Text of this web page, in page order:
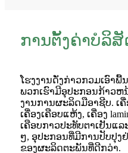
ການຕັ້ງຄ່າບໍລິສັ
ໂຮງງານດັ່ງກ່າວກວມເອົາພື້
ພວກເຮົາມີອຸປະກອນກ້າວຫ
ງານການຜະລິດມືອາຊີບ. ເ
ເຄື່ອງເຄືອບແຫ້ງ, ເຄື່ອງ
ເຄືອບກາວປະທັບຕາເຢັນແລ
ໆ, ອຸປະກອນທີ່ມີການປັບປຸງ
ຂອງຜະລິດຕະພັນທີ່ດີກວ່າ.